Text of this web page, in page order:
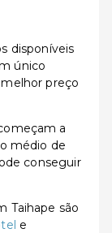
disponíveis
único
preço
a
médio de
conseguir
Taihape são
e